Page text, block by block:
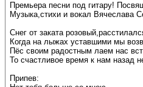
Премьера песни под гитару!
Музыка,стихи и вокал Вячеслава
Снег от заката
Когда на лыжах уставшими мы
Пёс своим радостным лаем нас
То счастливое время к нам назад
Припев: